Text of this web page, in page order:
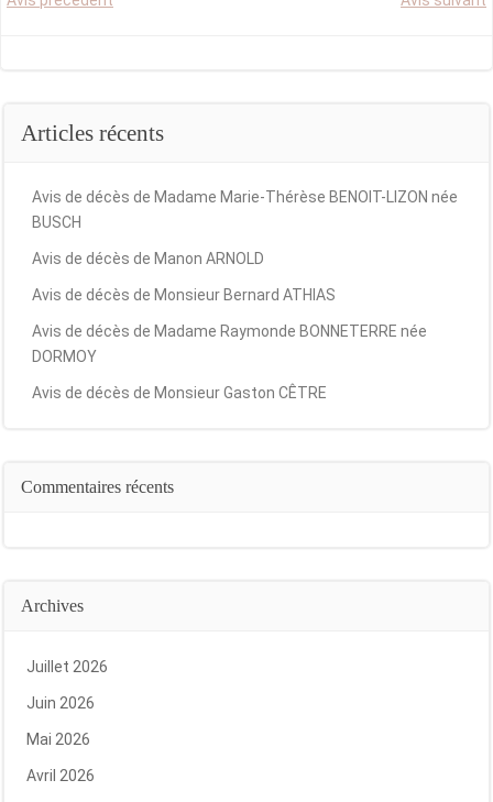
Articles récents
Avis de décès de Madame Marie-Thérèse BENOIT-LIZON née
BUSCH
Avis de décès de Manon ARNOLD
Avis de décès de Monsieur Bernard ATHIAS
Avis de décès de Madame Raymonde BONNETERRE née
DORMOY
Avis de décès de Monsieur Gaston CÊTRE
Commentaires récents
Archives
Juillet 2026
Juin 2026
Mai 2026
Avril 2026